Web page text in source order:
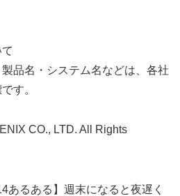
品名・システム名などは、各社
す。
CO., LTD. All Rights
あるある】週末になると夜遅く